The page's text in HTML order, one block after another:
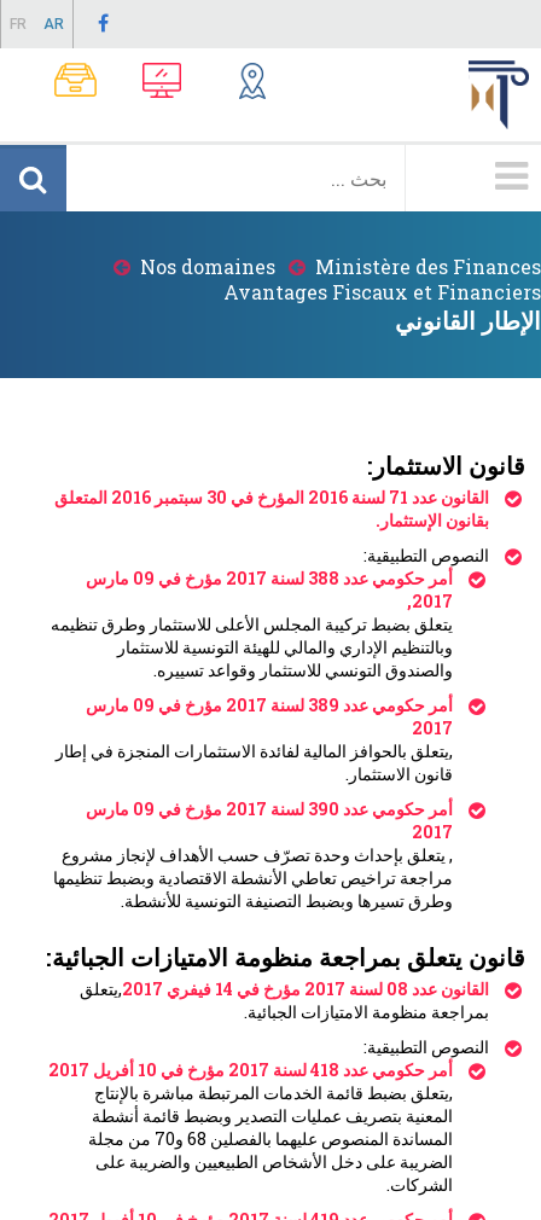
content
FR AR
Principale
Breadcrumb
Ministère des Finances
Nos domaines
Avantages Fiscaux et Financiers
الإطار القانوني
قانون الاستثمار:
القانون عدد 71 لسنة 2016 المؤرخ في 30 سبتمبر 2016 المتعلق
بقانون الإستثمار.
النصوص التطبيقية:
أمر حكومي عدد 388 لسنة 2017 مؤرخ في 09 مارس
2017,
يتعلق بضبط تركيبة المجلس الأعلى للاستثمار وطرق تنظيمه
وبالتنظيم الإداري والمالي للهيئة التونسية للاستثمار
والصندوق التونسي للاستثمار وقواعد تسييره.
أمر حكومي عدد 389 لسنة 2017 مؤرخ في 09 مارس
2017
,يتعلق بالحوافز المالية لفائدة الاستثمارات المنجزة في إطار
قانون الاستثمار.
أمر حكومي عدد 390 لسنة 2017 مؤرخ في 09 مارس
2017
, يتعلق بإحداث وحدة تصرّف حسب الأهداف لإنجاز مشروع
مراجعة تراخيص تعاطي الأنشطة الاقتصادية وبضبط تنظيمها
وطرق تسيرها وبضبط التصنيفة التونسية للأنشطة.
قانون يتعلق بمراجعة منظومة الامتيازات الجبائية:
القانون عدد 08 لسنة 2017 مؤرخ في 14 فيفري 2017
,يتعلق
بمراجعة منظومة الامتيازات الجبائية.
النصوص التطبيقية:
أمر حكومي عدد 418 لسنة 2017 مؤرخ في 10 أفريل 2017
,يتعلق بضبط قائمة الخدمات المرتبطة مباشرة بالإنتاج
المعنية بتصريف عمليات التصدير وبضبط قائمة أنشطة
المساندة المنصوص عليهما بالفصلين 68 و70 من مجلة
الضريبة على دخل الأشخاص الطبيعيين والضريبة على
الشركات.